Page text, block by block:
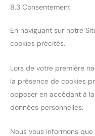
8.3 Consentement
En naviguant sur notre
cookies précités.
Lors de votre première
la présence de cookies
opposer en accédant à
données personnelles.
Nous vous informons